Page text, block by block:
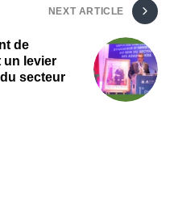
NEXT ARTICLE
de
un levier
secteur